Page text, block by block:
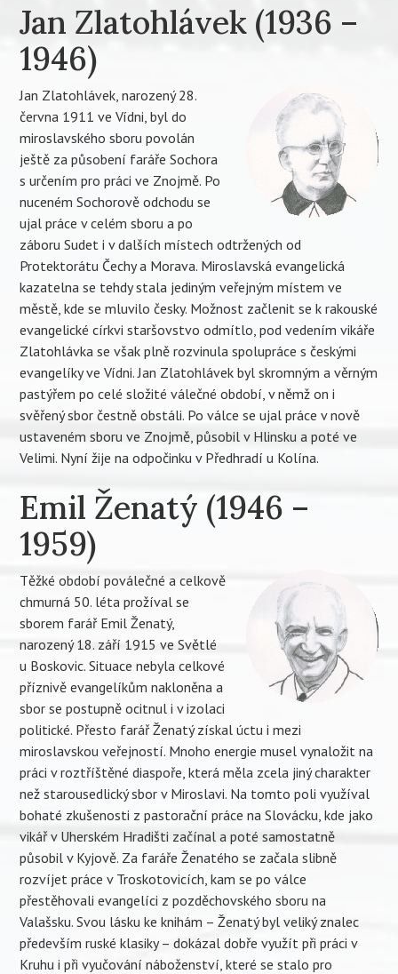
Jan Zlatohlávek (1936 –
1946)
Jan Zlatohlávek, narozený 28.
června 1911 ve Vídni, byl do
miroslavského sboru povolán
ještě za působení faráře Sochora
s určením pro práci ve Znojmě. Po
nuceném Sochorově odchodu se
ujal práce v celém sboru a po
záboru Sudet i v dalších místech odtržených od
Protektorátu Čechy a Morava. Miroslavská evangelická
kazatelna se tehdy stala jediným veřejným místem ve
městě, kde se mluvilo česky. Možnost začlenit se k rakouské
evangelické církvi staršovstvo odmítlo, pod vedením vikáře
Zlatohlávka se však plně rozvinula spolupráce s českými
evangelíky ve Vídni. Jan Zlatohlávek byl skromným a věrným
pastýřem po celé složité válečné období, v němž on i
svěřený sbor čestně obstáli. Po válce se ujal práce v nově
ustaveném sboru ve Znojmě, působil v Hlinsku a poté ve
Velimi. Nyní žije na odpočinku v Předhradí u Kolína.
Emil Ženatý (1946 –
1959)
Těžké období poválečné a celkově
chmurná 50. léta prožíval se
sborem farář Emil Ženatý,
narozený 18. září 1915 ve Světlé
u Boskovic. Situace nebyla celkové
příznivě evangelíkům nakloněna a
sbor se postupně ocitnul i v izolaci
politické. Přesto farář Ženatý získal úctu i mezi
miroslavskou veřejností. Mnoho energie musel vynaložit na
práci v roztříštěné diaspoře, která měla zcela jiný charakter
než starousedlický sbor v Miroslavi. Na tomto poli využíval
bohaté zkušenosti z pastorační práce na Slovácku, kde jako
vikář v Uherském Hradišti začínal a poté samostatně
působil v Kyjově. Za faráře Ženatého se začala slibně
rozvíjet práce v Troskotovicích, kam se po válce
přestěhovali evangelíci z pozděchovského sboru na
Valašsku. Svou lásku ke knihám – Ženatý byl veliký znalec
především ruské klasiky – dokázal dobře využít při práci v
Kruhu i při vyučování náboženství, které se stalo pro